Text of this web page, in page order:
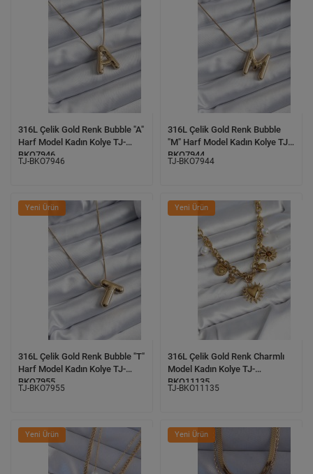
316L Çelik Gold Renk Bubble "A"
Harf Model Kadın Kolye TJ-
BKO7946
TJ-BKO7946
316L Çelik Gold Renk Bubble
"M" Harf Model Kadın Kolye TJ-
BKO7944
TJ-BKO7944
Yeni Ürün
316L Çelik Gold Renk Bubble "T"
Harf Model Kadın Kolye TJ-
BKO7955
TJ-BKO7955
Yeni Ürün
316L Çelik Gold Renk Charmlı
Model Kadın Kolye TJ-
BKO11135
TJ-BKO11135
Yeni Ürün Yeni Ürün